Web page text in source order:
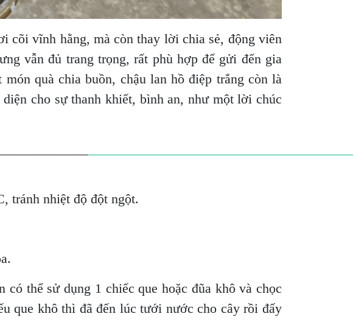
cõi vĩnh hằng, mà còn thay lời chia sẻ, động viên
vẫn đủ trang trọng, rất phù hợp để gửi đến gia
quà chia buồn, chậu lan hồ điệp trắng còn là
cho sự thanh khiết, bình an, như một lời chúc
tránh nhiệt độ đột ngột.
thể sử dụng 1 chiếc que hoặc đũa khô và chọc
que khô thì đã đến lúc tưới nước cho cây rồi đấy